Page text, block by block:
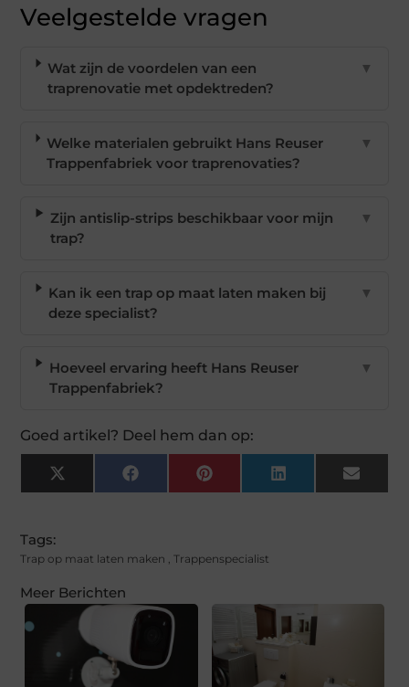
Veelgestelde vragen
Wat zijn de voordelen van een
traprenovatie met opdektreden?
▼
Welke materialen gebruikt Hans Reuser
Trappenfabriek voor traprenovaties?
▼
Zijn antislip-strips beschikbaar voor mijn
trap?
▼
Kan ik een trap op maat laten maken bij
deze specialist?
▼
Hoeveel ervaring heeft Hans Reuser
Trappenfabriek?
▼
Goed artikel? Deel hem dan op:
X
(Twitter)
FacebookPinterest LinkedIn Email
Tags:
Trap op maat laten maken , Trappenspecialist
Meer Berichten